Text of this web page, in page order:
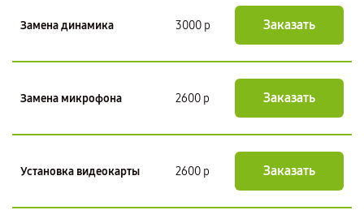
Замена динамика 3000 р Заказать
Замена микрофона 2600 р Заказать
Установка видеокарты 2600 р Заказать